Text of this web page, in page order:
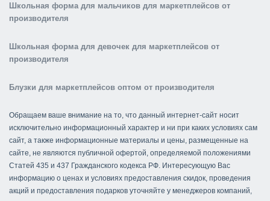
Школьная форма для мальчиков для маркетплейсов от
производителя
Школьная форма для девочек для маркетплейсов от
производителя
Блузки для маркетплейсов оптом от производителя
Обращаем ваше внимание на то, что данный интернет-сайт носит
исключительно информационный характер и ни при каких условиях сам
сайт, а также информационные материалы и цены, размещенные на
сайте, не являются публичной офертой, определяемой положениями
Статей 435 и 437 Гражданского кодекса РФ. Интересующую Вас
информацию о ценах и условиях предоставления скидок, проведения
акций и предоставления подарков уточняйте у менеджеров компаний,